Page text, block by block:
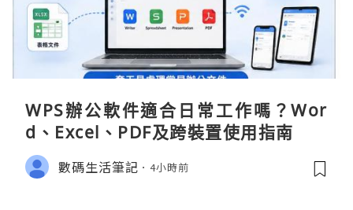
WPS辦公軟件適合日常工作嗎？Wor
d、Excel、PDF及跨裝置使用指南
數碼生活筆記 4小時前